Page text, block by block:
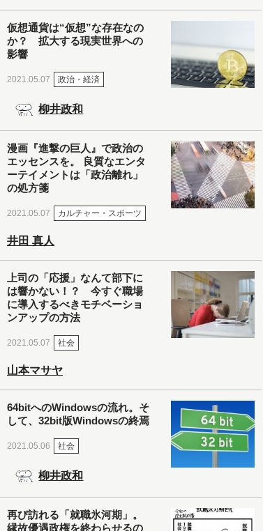
仮想通貨は“仮想”な存在なの
か？ 拡大する現実世界への
影響
2021.05.07 政治・経済
柳井政和
漫画『進撃の巨人』で政治の
エッセンスを。 良質なエンタ
ーテイメントは「政治離れ」
の処方箋
2021.05.07 カルチャー・スポーツ
井田 真人
上司の「応援」なんて部下に
は響かない！？ 今すぐ職場
に導入するべきモチベーショ
ンアップの方法
2021.05.07 社会
山本マサヤ
64bitへのWindowsの流れ。そ
して、32bit版Windowsの終焉
2021.05.06 社会
柳井政和
再び訪れる「就職氷河期」。
縁故優遇政権を終わらせるの